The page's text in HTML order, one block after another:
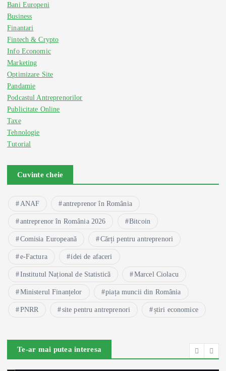
Bani Europeni
Business
Finantari
Fintech & Crypto
Info Economic
Marketing
Optimizare Site
Pandamie
Podcastul Antreprenorilor
Publicitate Online
Taxe
Tehnologie
Tutorial
Cuvinte cheie
ANAF antreprenor în România
antreprenor în România 2026 Bitcoin
Comisia Europeană Cărți pentru antreprenori
e-Factura idei de afaceri
Institutul Național de Statistică Marcel Ciolacu
Ministerul Finanțelor piața muncii din România
PNRR site pentru antreprenori știri economice
Te-ar mai putea interesa